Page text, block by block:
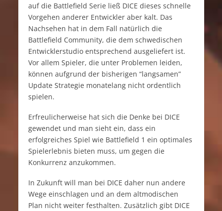
auf die Battlefield Serie ließ DICE dieses schnelle
Vorgehen anderer Entwickler aber kalt. Das
Nachsehen hat in dem Fall natürlich die
Battlefield Community, die dem schwedischen
Entwicklerstudio entsprechend ausgeliefert ist.
Vor allem Spieler, die unter Problemen leiden,
können aufgrund der bisherigen “langsamen”
Update Strategie monatelang nicht ordentlich
spielen.
Erfreulicherweise hat sich die Denke bei DICE
gewendet und man sieht ein, dass ein
erfolgreiches Spiel wie Battlefield 1 ein optimales
Spielerlebnis bieten muss, um gegen die
Konkurrenz anzukommen.
In Zukunft will man bei DICE daher nun andere
Wege einschlagen und an dem altmodischen
Plan nicht weiter festhalten. Zusätzlich gibt DICE